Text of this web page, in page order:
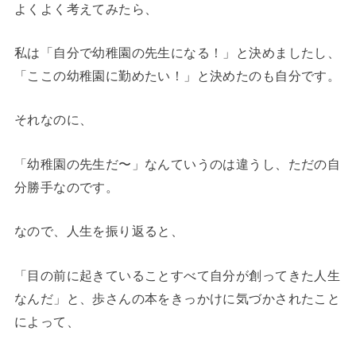
よくよく考えてみたら、
私は「自分で幼稚園の先生になる！」と決めましたし、
「ここの幼稚園に勤めたい！」と決めたのも自分です。
それなのに、
「幼稚園の先生だ〜」なんていうのは違うし、ただの自
分勝手なのです。
なので、人生を振り返ると、
「目の前に起きていることすべて自分が創ってきた人生
なんだ」と、歩さんの本をきっかけに気づかされたこと
によって、